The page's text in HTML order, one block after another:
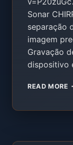
Sonar
separação
imagem
Gravação
dispositivo
READ MORE